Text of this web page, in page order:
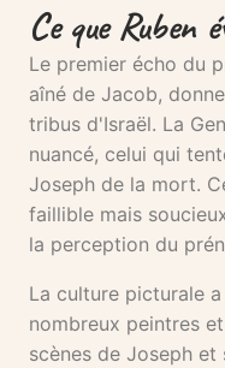
Ce que Ruben
Le premier écho du
aîné de Jacob,
tribus d'Israël. La
nuancé, celui qui
Joseph de la mort.
faillible mais
la perception du
La culture picturale
nombreux peintres
scènes de Joseph